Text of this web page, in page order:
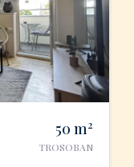
50 m2
TROSOBAN